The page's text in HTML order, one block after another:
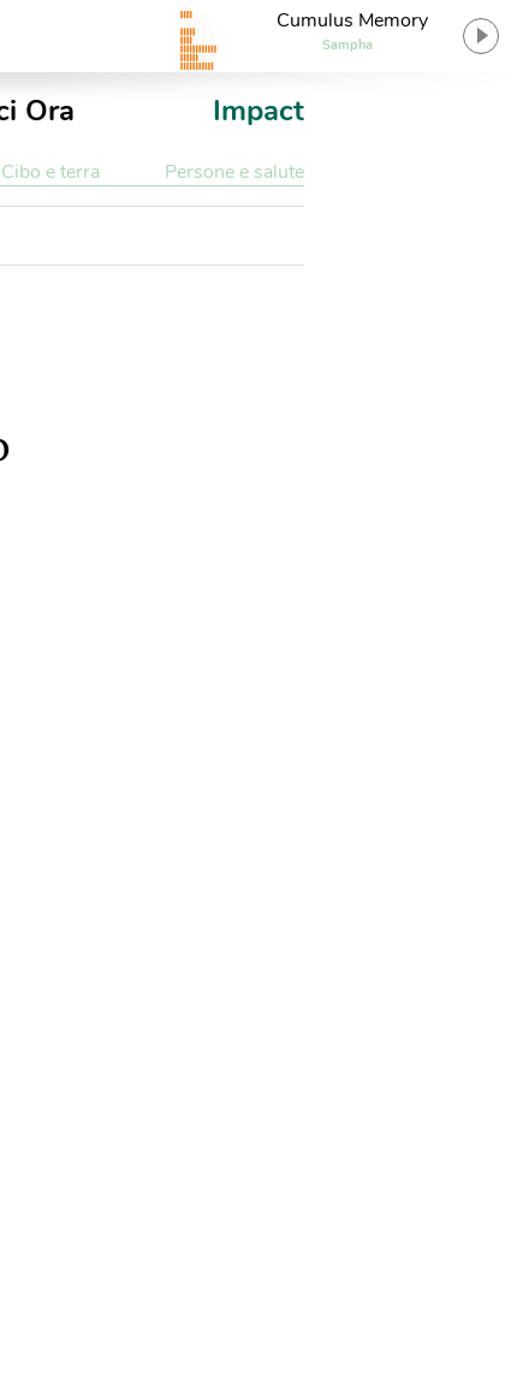
Cumulus Memory
Sampha
Ora Impact
Cibo e terra Persone e salute